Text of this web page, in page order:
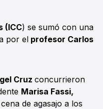
(ICC) se sumó con una
por el profesor Carlos
Cruz concurrieron
Marisa Fassi,
de agasajo a los